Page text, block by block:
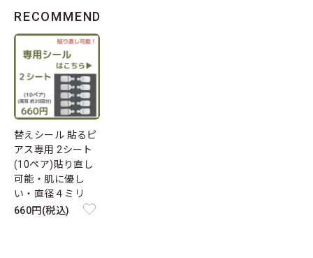
RECOMMEND
替えシール 貼るピ
アス専用 2シート
(10ペア)貼り直し
可能・肌に優し
い・直径４ミリ
660円(税込)